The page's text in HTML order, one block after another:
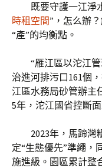
既要守護一江淨
時租空間”，怎么辦
“產”的均衡點。
“雁江區以沱江
治進河排污口161個
江區水務局砂管辦主
5年，沱江國省控斷
2023年，馬蹄
定“生態優先”準繩，
施進級。園區累計整